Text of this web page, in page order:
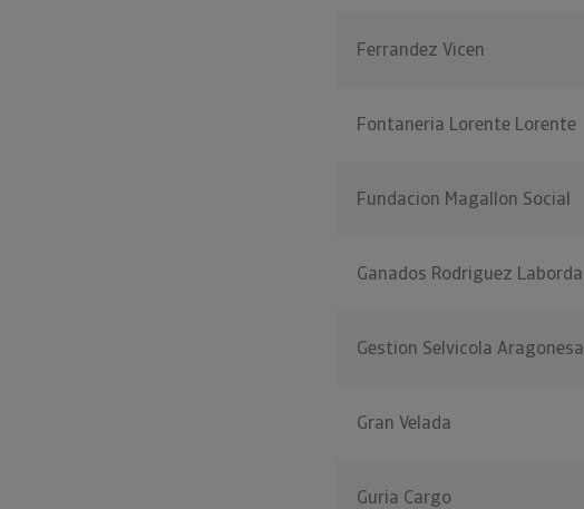
Ferrandez Vicen
Fontaneria Lorente Lorente
Fundacion Magallon Social
Ganados Rodriguez Laborda
Gestion Selvicola Aragonesa
Gran Velada
Guria Cargo